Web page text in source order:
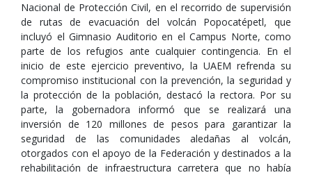
Nacional de Protección Civil, en el recorrido de supervisión
de rutas de evacuación del volcán Popocatépetl, que
incluyó el Gimnasio Auditorio en el Campus Norte, como
parte de los refugios ante cualquier contingencia. En el
inicio de este ejercicio preventivo, la UAEM refrenda su
compromiso institucional con la prevención, la seguridad y
la protección de la población, destacó la rectora. Por su
parte, la gobernadora informó que se realizará una
inversión de 120 millones de pesos para garantizar la
seguridad de las comunidades aledañas al volcán,
otorgados con el apoyo de la Federación y destinados a la
rehabilitación de infraestructura carretera que no había